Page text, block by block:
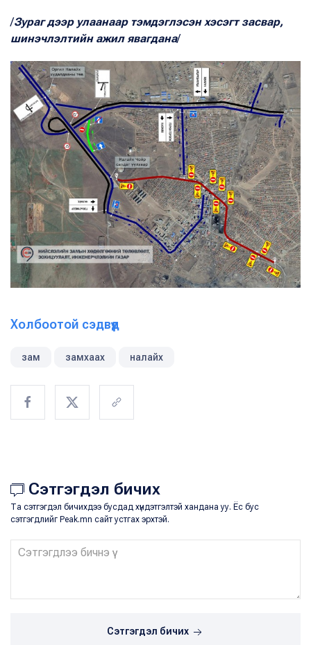
/Зураг дээр улаанаар тэмдэглэсэн хэсэгт засвар,
шинэчлэлтийн ажил явагдана/
Холбоотой сэдвүүд
зам замхаах налайх
Сэтгэгдэл бичих
Та сэтгэгдэл бичихдээ бусдад хүндэтгэлтэй хандана уу. Ёс бус
сэтгэгдлийг Peak.mn сайт устгах эрхтэй.
Сэтгэгдэл бичих